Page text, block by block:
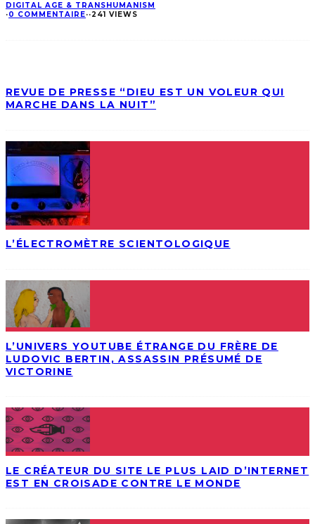
DIGITAL AGE & TRANSHUMANISM
·0 COMMENTAIRE··241 VIEWS
REVUE DE PRESSE “DIEU EST UN VOLEUR QUI
MARCHE DANS LA NUIT”
L’ÉLECTROMÈTRE SCIENTOLOGIQUE
L’UNIVERS YOUTUBE ÉTRANGE DU FRÈRE DE
LUDOVIC BERTIN, ASSASSIN PRÉSUMÉ DE
VICTORINE
LE CRÉATEUR DU SITE LE PLUS LAID D’INTERNET
EST EN CROISADE CONTRE LE MONDE